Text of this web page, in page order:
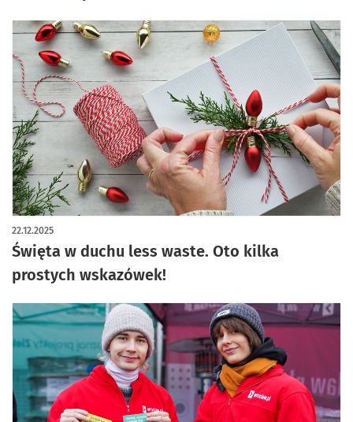
Święta w duchu less waste. Oto kilka
prostych wskazówek!
22.12.2025